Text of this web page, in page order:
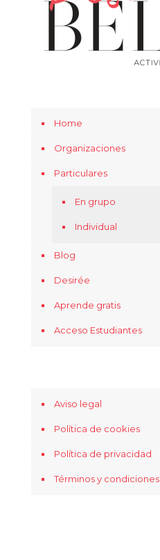
Home
Organizaciones
Particulares
En grupo
Individual
Blog
Desirée
Aprende gratis
Acceso Estudiantes
Aviso legal
Política de cookies
Política de privacidad
Términos y condiciones